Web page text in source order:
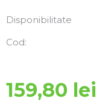
Disponibilitate
Cod:
159,80 lei